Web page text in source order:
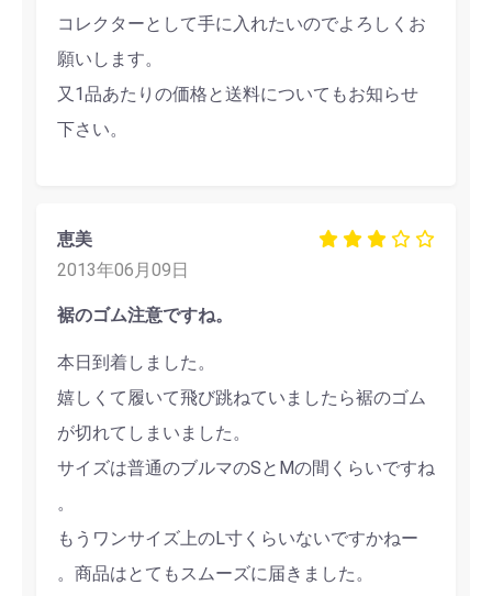
コレクターとして手に入れたいのでよろしくお
願いします。
又1品あたりの価格と送料についてもお知らせ
下さい。
恵美
2013年06月09日
裾のゴム注意ですね。
本日到着しました。
嬉しくて履いて飛び跳ねていましたら裾のゴム
が切れてしまいました。
サイズは普通のブルマのSとMの間くらいですね
。
もうワンサイズ上のL寸くらいないですかねー
。商品はとてもスムーズに届きました。